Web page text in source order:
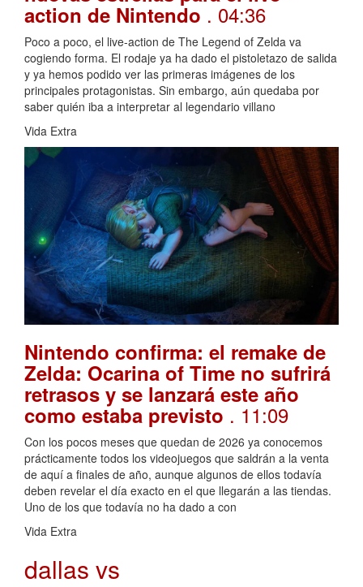
action de Nintendo . 04:36
Poco a poco, el live-action de The Legend of Zelda va
cogiendo forma. El rodaje ya ha dado el pistoletazo de salida
y ya hemos podido ver las primeras imágenes de los
principales protagonistas. Sin embargo, aún quedaba por
saber quién iba a interpretar al legendario villano
Vida Extra
Nintendo confirma: el remake de
Zelda: Ocarina of Time no sufrirá
retrasos y se lanzará este año
como estaba previsto . 11:09
Con los pocos meses que quedan de 2026 ya conocemos
prácticamente todos los videojuegos que saldrán a la venta
de aquí a finales de año, aunque algunos de ellos todavía
deben revelar el día exacto en el que llegarán a las tiendas.
Uno de los que todavía no ha dado a con
Vida Extra
dallas vs